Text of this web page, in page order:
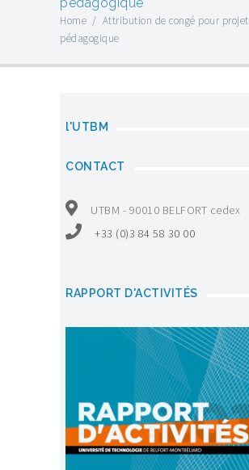
Home / Attribution de congé pour projet
pédagogique
l'UTBM
CONTACT
UTBM - 90010 BELFORT cedex
+33 (0)3 84 58 30 00
RAPPORT D'ACTIVITÉS